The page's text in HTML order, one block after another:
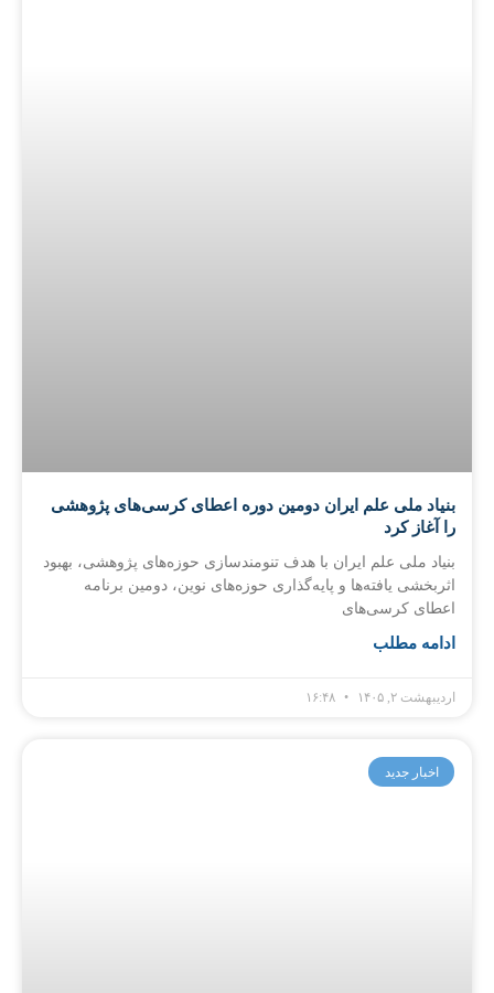
بنیاد ملی علم ایران دومین دوره اعطای کرسی‌های پژوهشی
را آغاز کرد
بنیاد ملی علم ایران با هدف تنومندسازی حوزه‌های پژوهشی، بهبود
اثربخشی یافته‌ها و پایه‌گذاری حوزه‌های نوین، دومین برنامه
اعطای کرسی‌های
ادامه مطلب
اردیبهشت ۲, ۱۴۰۵
اخبار جدید